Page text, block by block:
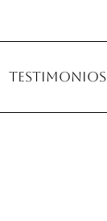
Testimonios